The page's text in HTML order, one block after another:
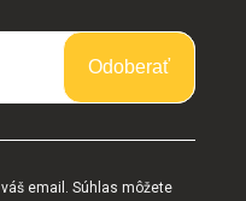
Odoberať
email. Súhlas môžete